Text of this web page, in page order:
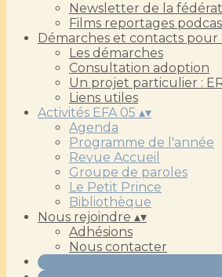
Newsletter de la
Films reportages
Démarches et contacts
Les démarches
Consultation adoption
Un projet particulier :
Liens utiles
Activités EFA 05 ▴▾
Agenda
Programme de l'année
Revue Accueil
Groupe de paroles
Le Petit Prince
Bibliothèque
Nous rejoindre ▴▾
Adhésions
Nous contacter